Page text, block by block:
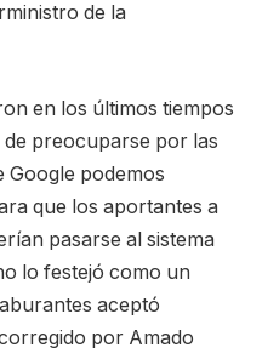
de la
en los últimos tiempos
preocuparse por las
Google podemos
que los aportantes a
pasarse al sistema
lo festejó como un
aceptó
por Amado